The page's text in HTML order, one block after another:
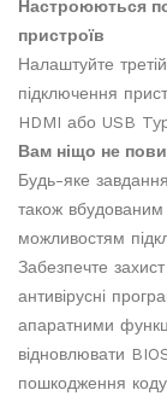
Настроюються
пристроїв
Налаштуйте
підключення
HDMI або USB
Вам ніщо не
Будь-яке
також вбудованим
можливостям
Забезпечте
антивірусні
апаратними
відновлювати
пошкодження